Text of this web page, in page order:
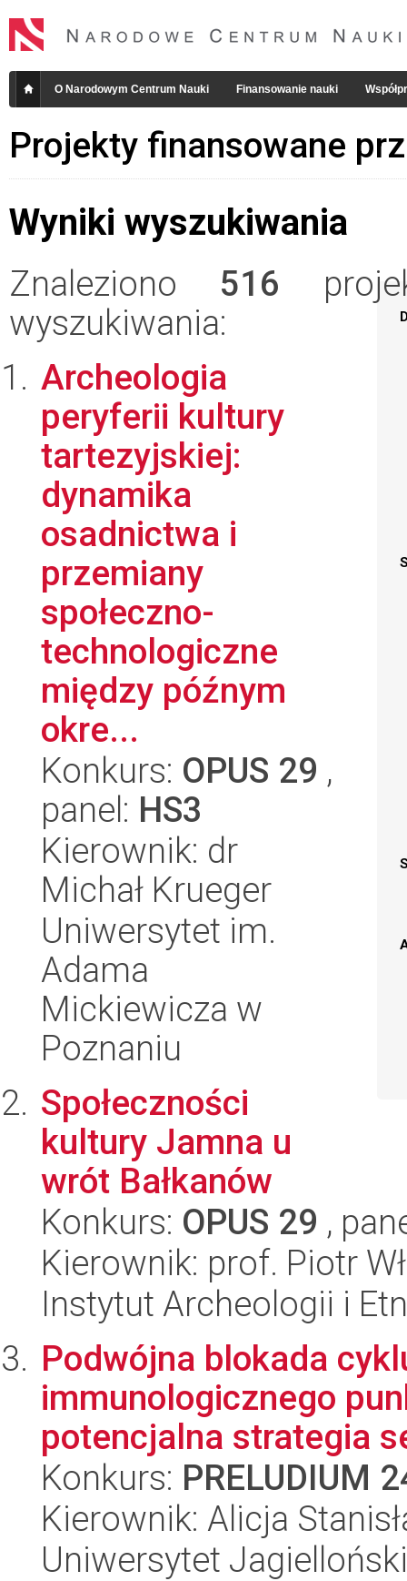
O Narodowym Centrum Nauki Finansowanie nauki
Projekty finansowane
Wyniki wyszukiwania
Znaleziono 516
wyszukiwania:
Archeologia
peryferii kultury
tartezyjskiej:
dynamika
osadnictwa i
przemiany
społeczno-
technologiczne
między późnym
okre...
Konkurs: OPUS 29 ,
panel: HS3
Kierownik: dr
Michał Krueger
Uniwersytet im.
Adama
Mickiewicza w
Poznaniu
Społeczności
kultury Jamna u
wrót Bałkanów
Konkurs: OPUS 29 ,
Kierownik: prof. Piotr
Instytut Archeologii i
Podwójna blokada
immunologicznego
potencjalna strategia
Konkurs: PRELUDIUM
Kierownik: Alicja
Uniwersytet Jagielloński